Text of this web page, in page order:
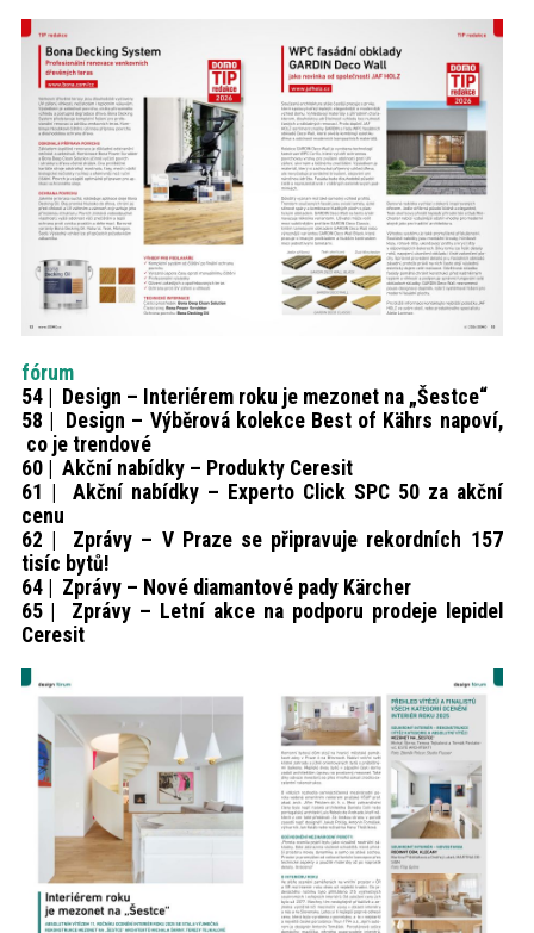
fórum
54 | Design – Interiérem roku je mezonet na „Šestce“
58 | Design – Výběrová kolekce Best of Kährs napoví,
co je trendové
60 | Akční nabídky – Produkty Ceresit
61 | Akční nabídky – Experto Click SPC 50 za akční
cenu
62 | Zprávy – V Praze se připravuje rekordních 157
tisíc bytů!
64 | Zprávy – Nové diamantové pady Kärcher
65 | Zprávy – Letní akce na podporu prodeje lepidel
Ceresit